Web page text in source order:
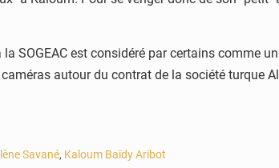
SOGEAC est considéré par certains comme
autour du contrat de la société turque
Savané, Kaloum Baïdy Aribot